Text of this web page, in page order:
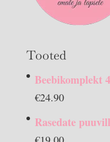
Tooted
Beebikomplekt
€24.90
Rasedate